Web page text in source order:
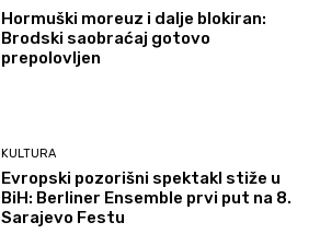
Hormuški moreuz i dalje blokiran:
Brodski saobraćaj gotovo
prepolovljen
KULTURA
Evropski pozorišni spektakl stiže u
BiH: Berliner Ensemble prvi put na 8.
Sarajevo Festu